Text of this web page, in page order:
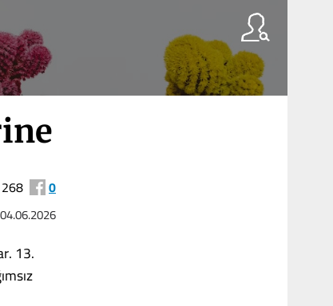
268 0
04.06.2026
13.